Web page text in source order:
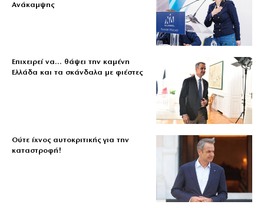
Ανάκαμψης
Επιχειρεί να… θάψει την καμένη
Ελλάδα και τα σκάνδαλα με φιέστες
Ούτε ίχνος αυτοκριτικής για την
καταστροφή!